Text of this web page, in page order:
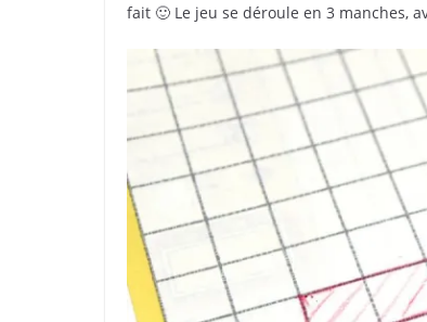
fait 🙂 Le jeu se déroule en 3 manches,